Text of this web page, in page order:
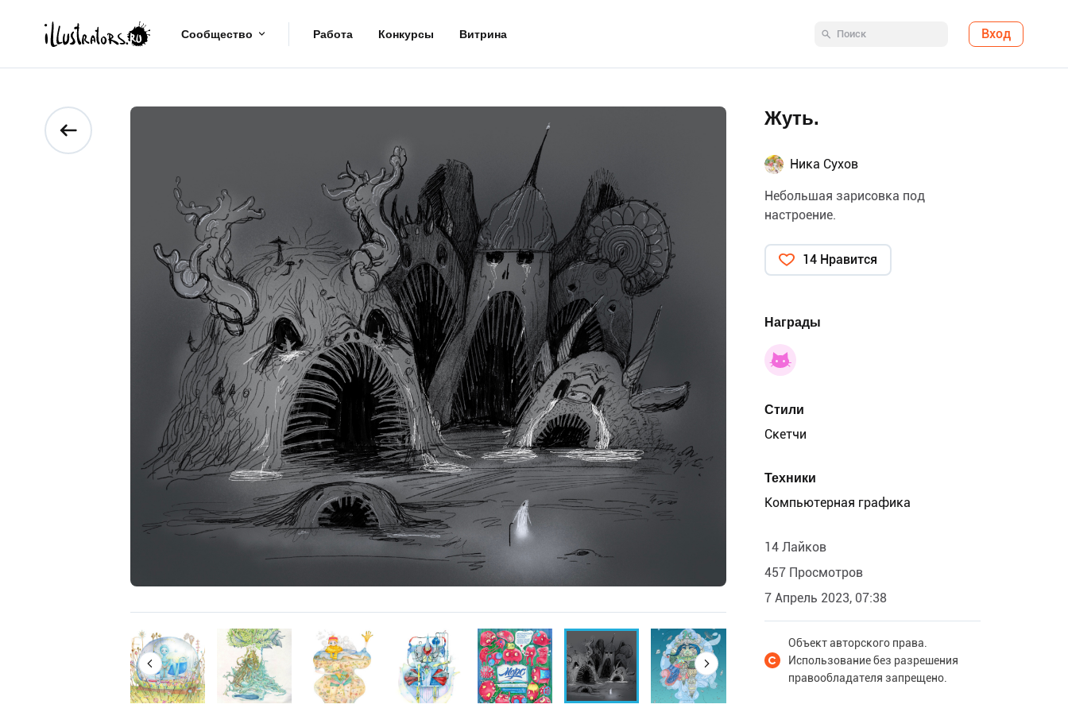
Сообщество Работа Конкурсы Витрина Вход
Жуть.
Ника Сухов
Небольшая зарисовка под
настроение.
14 Нравится
Награды
Стили
Скетчи
Техники
Компьютерная графика
14 Лайков
457 Просмотров
7 Апрель 2023, 07:38
Объект авторского права.
Использование без разрешения
правообладателя запрещено.